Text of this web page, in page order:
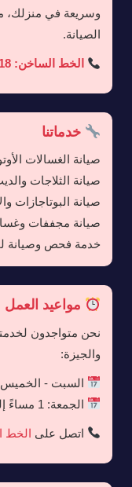
وسريعة في منزلك،
الصيانة.
الخط الساخن: 19418
خدماتنا
صيانة الغسالات
صيانة الثلاجات
صيانة البوتاجازات
صيانة مجففات
خدمة فحص وصيانة
مواعيد العمل
نحن متواجدون
والجيزة:
السبت - الخميس: 9 صباحًا إلى 10
الجمعة: 1 مساءً إلى 9 مساءً
اتصل على الخط